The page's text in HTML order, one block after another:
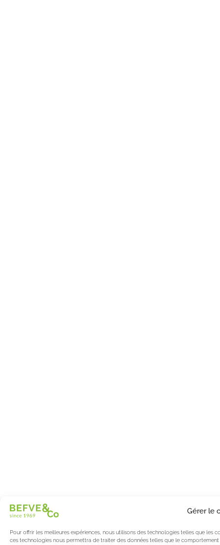
Gérer le
Pour offrir les meilleures expériences, nous utilisons des technologies telles que
ces technologies nous permettra de traiter des données telles que le